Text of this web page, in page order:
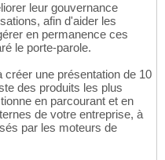
leur gouvernance
afin d'aider les
en permanence ces
le porte-parole.
une présentation de 10
des produits les plus
en parcourant et en
de votre entreprise, à
par les moteurs de